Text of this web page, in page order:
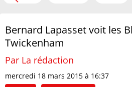
Bernard Lapasset voit les
Twickenham
Par La rédaction
mercredi 18 mars 2015 à 16:37